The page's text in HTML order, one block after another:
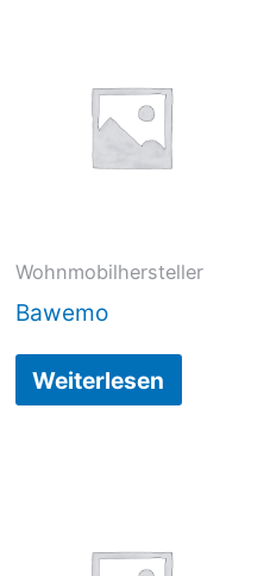
Wohnmobilhersteller
Bawemo
Weiterlesen